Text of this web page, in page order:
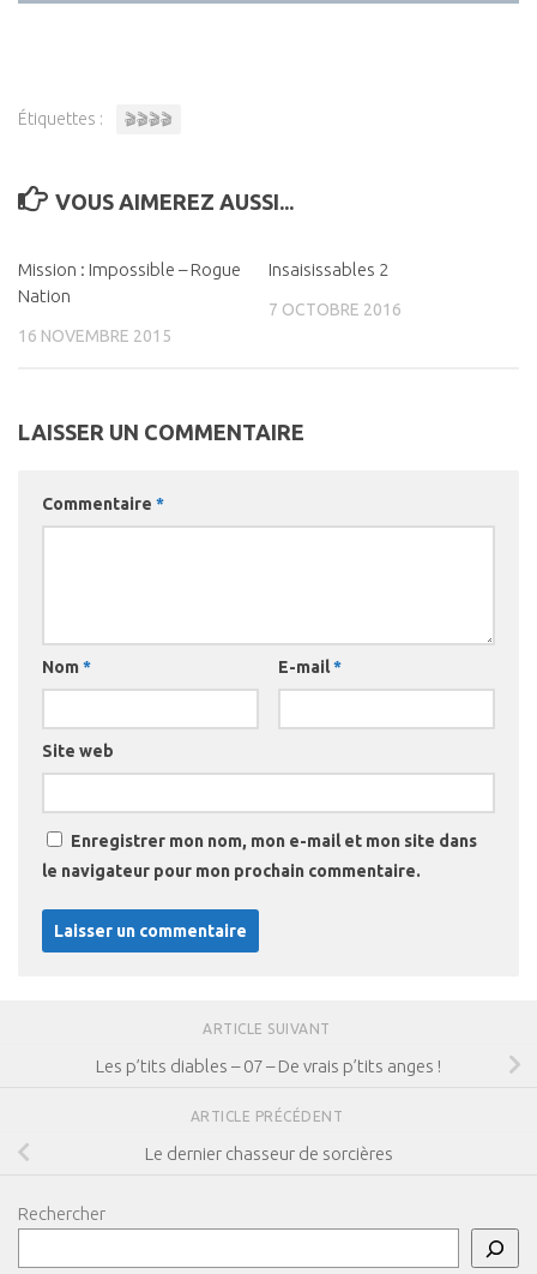
Étiquettes : 🎬🎬🎬🎬
VOUS AIMEREZ AUSSI...
Mission : Impossible – Rogue
Nation
16 NOVEMBRE 2015
Insaisissables 2
7 OCTOBRE 2016
LAISSER UN COMMENTAIRE
Commentaire *
Nom * E-mail*
Site web
Enregistrer mon nom, mon e-mail et mon site dans
le navigateur pour mon prochain commentaire.
ARTICLE SUIVANT
Les p’tits diables – 07 – De vrais p’tits anges !
ARTICLE PRÉCÉDENT
Le dernier chasseur de sorcières
Rechercher